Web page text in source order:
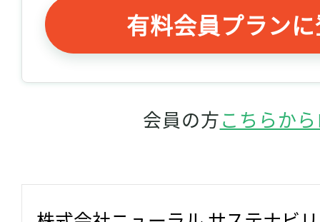
有料会員プラン
会員の方こちらか